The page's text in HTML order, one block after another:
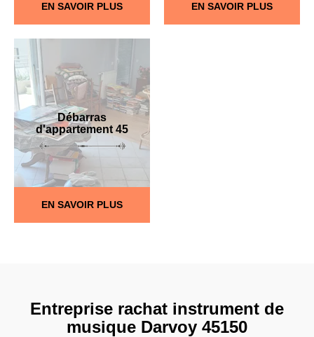
EN SAVOIR PLUS EN SAVOIR PLUS
Débarras
d'appartement 45
EN SAVOIR PLUS
Entreprise rachat instrument de
musique Darvoy 45150